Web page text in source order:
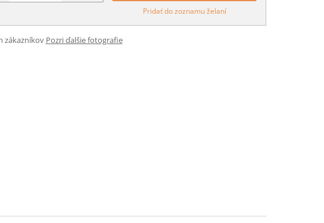
Pridať do zoznamu želaní
zákazníkov Pozri ďalšie fotografie